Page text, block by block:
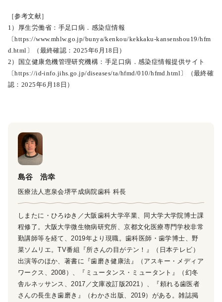
［参考文献］
1）厚生労働省：手足口病．感染症情報
〔https://www.mhlw.go.jp/bunya/kenkou/kekkaku-kansenshou19/hfm
d.html〕（最終確認：2025年6月18日）
2）国立健康危機管理研究機構：手足口病．感染症情報提供サイト
〔https://id-info.jihs.go.jp/diseases/ta/hfmd/010/hfmd.html〕（最終確
認：2025年6月18日）
島谷 浩幸
医療法人恵泉会堺平成病院歯科 科長
しまたに・ひろゆき／大阪歯科大学卒業、同大学大学院博士課
程修了。大阪大学微生物病研究所、京都文化医療専門学校非常
勤講師等を経て、2019年より現職。歯科医師・歯学博士、野
菜ソムリエ。TV番組『所さんの目がテン！』（日本テレビ）
出演等のほか、著書に『歯磨き健康法』（アスキー・メディア
ワークス、2008）、『ミュータンス・ミュータント』（幻冬
舎ルネッサンス、2017／文庫改訂版2021）、『頼れる歯医者
さんの長生き歯磨き』（わかさ出版、2019）がある。雑誌掲